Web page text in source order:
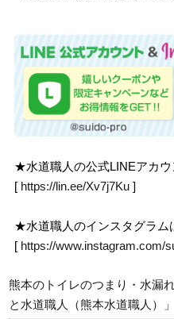
★水道職人の公式LINEアカウ
[ https://lin.ee/Xv7j7Ku ]
★水道職人のインスタグラム
[ https://www.instagram.com/
熊本のトイレのつまり・水漏
と水道職人（熊本水道職人）」